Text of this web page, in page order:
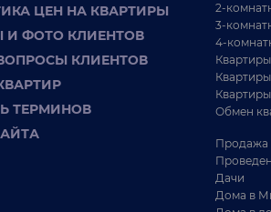
291 219 BYN
(квартал «Западная
9332 BYN / М²
1
ЦЕН НА КВАРТИРЫ
И ФОТО КЛИЕНТОВ
ВОПРОСЫ КЛИЕНТОВ
ТЕРМИНОВ
2-
3-
4-
Обмен
Продажа
Дачи
Дома в